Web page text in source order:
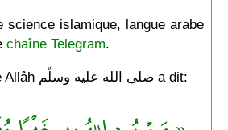
science islamique, langue arabe
chaîne Telegram.
Le Messager de Allâh صلى الله عليه وسلّم a dit: